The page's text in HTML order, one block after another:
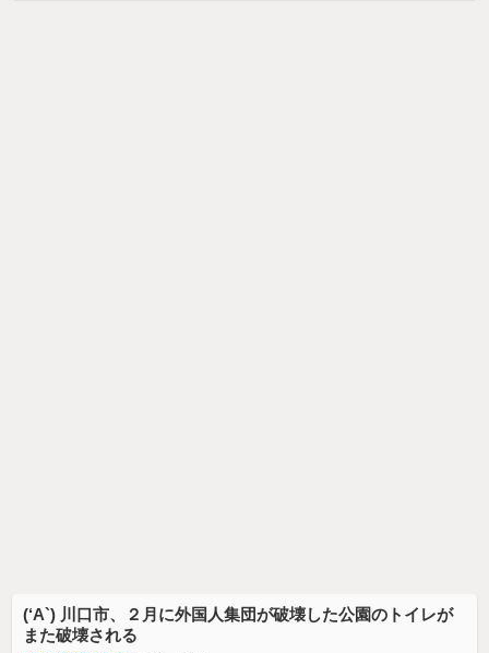
(‘A`) 川口市、２月に外国人集団が破壊した公園のトイレが
また破壊される